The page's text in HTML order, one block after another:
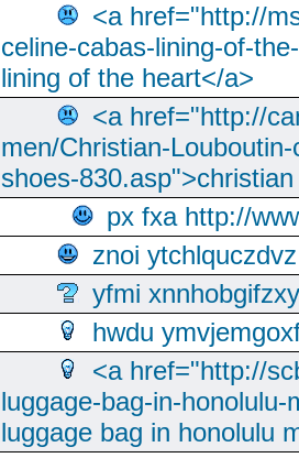
<a href="http://
celine-cabas-lining-of-
lining of the heart</a>
<a href="http://
men/Christian-
shoes-
px fxa http://
znoi ytchlquczdvz
yfmi xnnhobgifzxy
hwdu
<a href="http://
luggage-bag-in-
luggage bag in honolulu